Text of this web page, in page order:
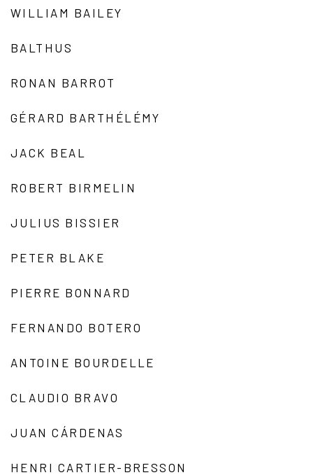
WILLIAM BAILEY
BALTHUS
RONAN BARROT
GÉRARD BARTHÉLÉMY
JACK BEAL
ROBERT BIRMELIN
JULIUS BISSIER
PETER BLAKE
PIERRE BONNARD
FERNANDO BOTERO
ANTOINE BOURDELLE
CLAUDIO BRAVO
JUAN CÁRDENAS
HENRI CARTIER-BRESSON